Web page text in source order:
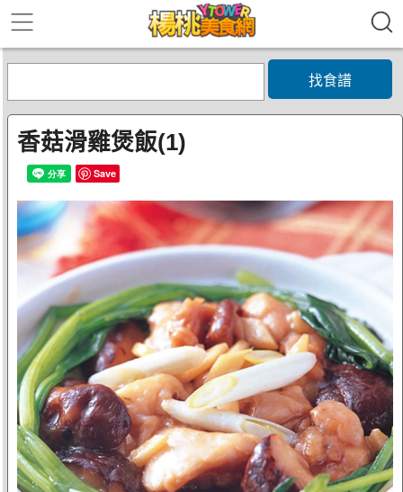
找食譜
香菇滑雞煲飯(1)
Save